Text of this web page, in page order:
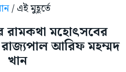
/ এই মুহূর্তে
রামকথা মহোৎসবের
আরিফ মহম্মদ
খান